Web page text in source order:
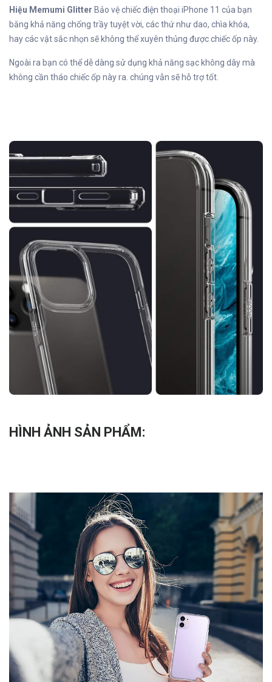
Hiệu Memumi Glitter Bảo vệ chiếc điện thoại iPhone 11 của bạn
bằng khả năng chống trầy tuyệt vời, các thứ như dao, chìa khóa,
hay các vật sắc nhọn sẽ không thể xuyên thủng được chiếc ốp này.
Ngoài ra bạn có thể dễ dàng sử dụng khả năng sạc không dây mà
không cần tháo chiếc ốp này ra. chúng vẫn sẽ hỗ trợ tốt.
HÌNH ẢNH SẢN PHẨM: